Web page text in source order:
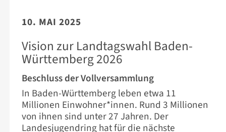
10. MAI 2025
Vision zur Landtagswahl Baden-
Württemberg 2026
Beschluss der Vollversammlung
In Baden-Württemberg leben etwa 11
Millionen Einwohner*innen. Rund 3 Millionen
von ihnen sind unter 27 Jahren. Der
Landesjugendring hat für die nächste